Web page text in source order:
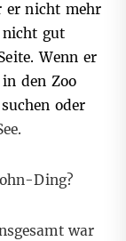
er nicht mehr
nicht gut
Wenn er
den Zoo
oder
Ding?
war